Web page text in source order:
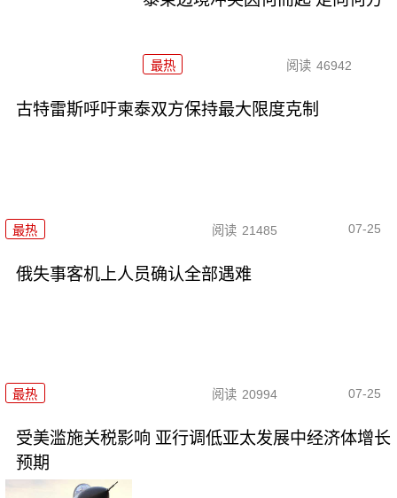
最热 阅读 46942
古特雷斯呼吁柬泰双方保持最大限度克制
最热 阅读 21485 07-25
俄失事客机上人员确认全部遇难
最热 阅读 20994 07-25
受美滥施关税影响 亚行调低亚太发展中经济体增长
预期